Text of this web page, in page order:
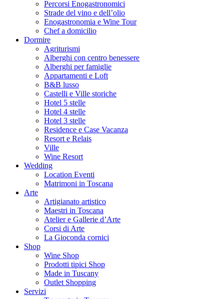
Percorsi Enogastronomici
Strade del vino e dell’olio
Enogastronomia e Wine Tour
Chef a domicilio
Dormire
Agriturismi
Alberghi con centro benessere
Alberghi per famiglie
Appartamenti e Loft
B&B lusso
Castelli e Ville storiche
Hotel 5 stelle
Hotel 4 stelle
Hotel 3 stelle
Residence e Case Vacanza
Resort e Relais
Ville
Wine Resort
Wedding
Location Eventi
Matrimoni in Toscana
Arte
Artigianato artistico
Maestri in Toscana
Atelier e Gallerie d’Arte
Corsi di Arte
La Gioconda cornici
Shop
Wine Shop
Prodotti tipici Shop
Made in Tuscany
Outlet Shopping
Servizi